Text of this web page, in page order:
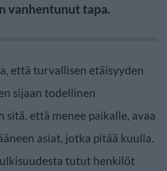
vanhentunut tapa.
että turvallisen etäisyyden
sijaan todellinen
että menee paikalle, avaa
asiat, jotka pitää kuulla.
tutut henkilöt